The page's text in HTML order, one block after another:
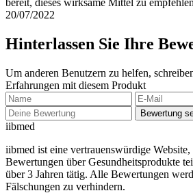
bereit, dieses wirksame Mittel zu
20/07/2022
Hinterlassen Sie Ihre
Um anderen Benutzern zu helfen,
Erfahrungen mit diesem Produkt
Bewertung
iibmed
iibmed ist eine vertrauenswürdige
Bewertungen über Gesundheitsprodukte
über 3 Jahren tätig. Alle Bewertungen
Fälschungen zu verhindern.